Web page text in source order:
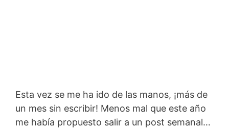
Esta vez se me ha ido de las manos, ¡más de
un mes sin escribir! Menos mal que este año
me había propuesto salir a un post semanal…